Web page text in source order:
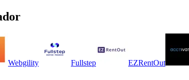
Webgility Fullstep EZRentOut